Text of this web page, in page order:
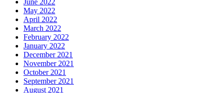
June 2022
May 2022
April 2022
March 2022
February 2022
January 2022
December 2021
November 2021
October 2021
September 2021
August 2021